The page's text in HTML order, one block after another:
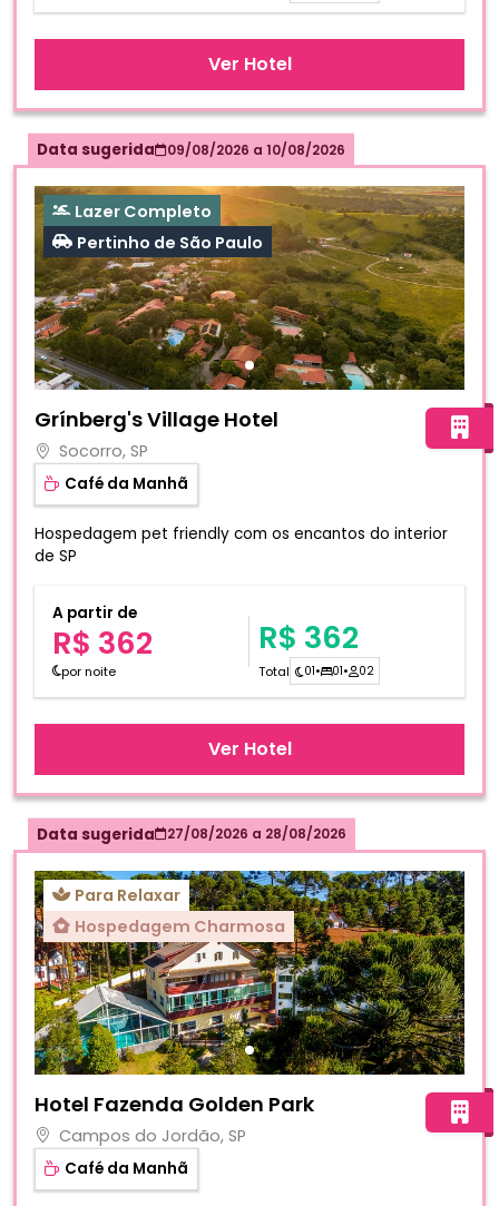
Ver Hotel
Data sugerida 09/08/2026 a 10/08/2026
Lazer Completo
Pertinho de São Paulo
Grínberg's Village Hotel
Socorro, SP
Café da Manhã
Hospedagem pet friendly com os encantos do interior
de SP
A partir de
R$ 362
por noite
R$ 362
Total 01• 01• 02
Ver Hotel
Data sugerida 27/08/2026 a 28/08/2026
Para Relaxar
Hospedagem Charmosa
Hotel Fazenda Golden Park
Campos do Jordão, SP
Café da Manhã